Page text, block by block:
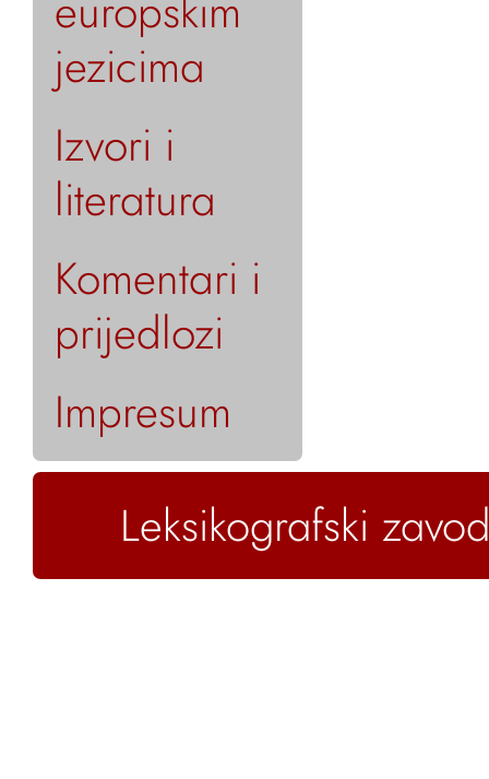
jezicima
Izvori i
literatura
Komentari i
prijedlozi
Impresum
Leksikografski